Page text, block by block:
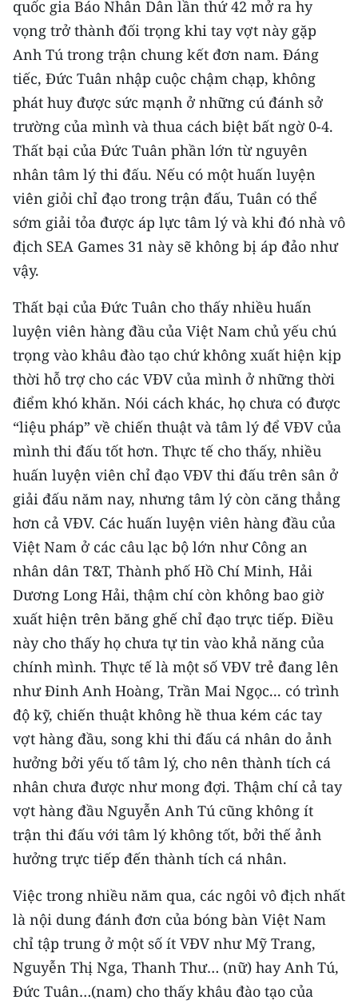
quốc gia Báo Nhân Dân lần thứ 42 mở ra hy
vọng trở thành đối trọng khi tay vợt này gặp
Anh Tú trong trận chung kết đơn nam. Đáng
tiếc, Đức Tuân nhập cuộc chậm chạp, không
phát huy được sức mạnh ở những cú đánh sở
trường của mình và thua cách biệt bất ngờ 0-4.
Thất bại của Đức Tuân phần lớn từ nguyên
nhân tâm lý thi đấu. Nếu có một huấn luyện
viên giỏi chỉ đạo trong trận đấu, Tuân có thể
sớm giải tỏa được áp lực tâm lý và khi đó nhà vô
địch SEA Games 31 này sẽ không bị áp đảo như
vậy.
Thất bại của Đức Tuân cho thấy nhiều huấn
luyện viên hàng đầu của Việt Nam chủ yếu chú
trọng vào khâu đào tạo chứ không xuất hiện kịp
thời hỗ trợ cho các VĐV của mình ở những thời
điểm khó khăn. Nói cách khác, họ chưa có được
“liệu pháp” về chiến thuật và tâm lý để VĐV của
mình thi đấu tốt hơn. Thực tế cho thấy, nhiều
huấn luyện viên chỉ đạo VĐV thi đấu trên sân ở
giải đấu năm nay, nhưng tâm lý còn căng thẳng
hơn cả VĐV. Các huấn luyện viên hàng đầu của
Việt Nam ở các câu lạc bộ lớn như Công an
nhân dân T&T, Thành phố Hồ Chí Minh, Hải
Dương Long Hải, thậm chí còn không bao giờ
xuất hiện trên băng ghế chỉ đạo trực tiếp. Điều
này cho thấy họ chưa tự tin vào khả năng của
chính mình. Thực tế là một số VĐV trẻ đang lên
như Đinh Anh Hoàng, Trần Mai Ngọc... có trình
độ kỹ, chiến thuật không hề thua kém các tay
vợt hàng đầu, song khi thi đấu cá nhân do ảnh
hưởng bởi yếu tố tâm lý, cho nên thành tích cá
nhân chưa được như mong đợi. Thậm chí cả tay
vợt hàng đầu Nguyễn Anh Tú cũng không ít
trận thi đấu với tâm lý không tốt, bởi thế ảnh
hưởng trực tiếp đến thành tích cá nhân.
Việc trong nhiều năm qua, các ngôi vô địch nhất
là nội dung đánh đơn của bóng bàn Việt Nam
chỉ tập trung ở một số ít VĐV như Mỹ Trang,
Nguyễn Thị Nga, Thanh Thư… (nữ) hay Anh Tú,
Đức Tuân…(nam) cho thấy khâu đào tạo của